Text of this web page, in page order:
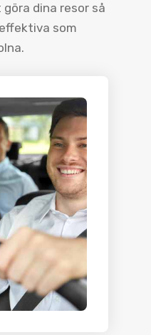
dina resor så
som